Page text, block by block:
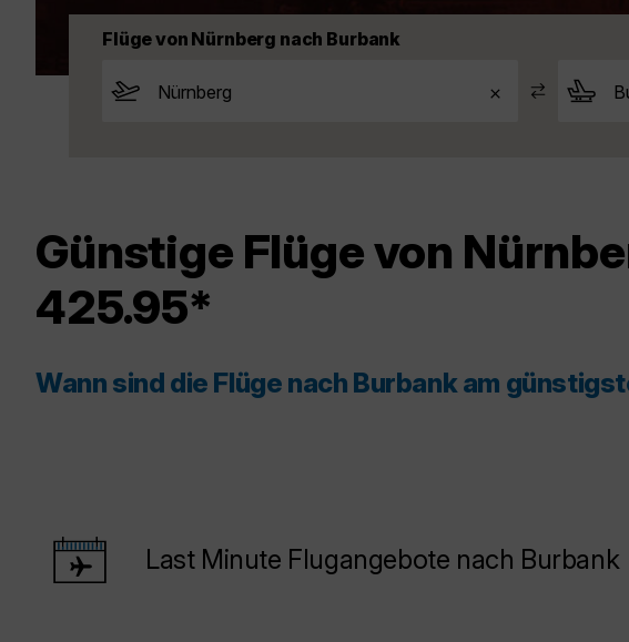
Flüge von Nürnberg nach Burbank
Günstige Flüge von
425.95*
Wann sind die Flüge nach Burbank am
Last Minute Flugangebote nach Burbank